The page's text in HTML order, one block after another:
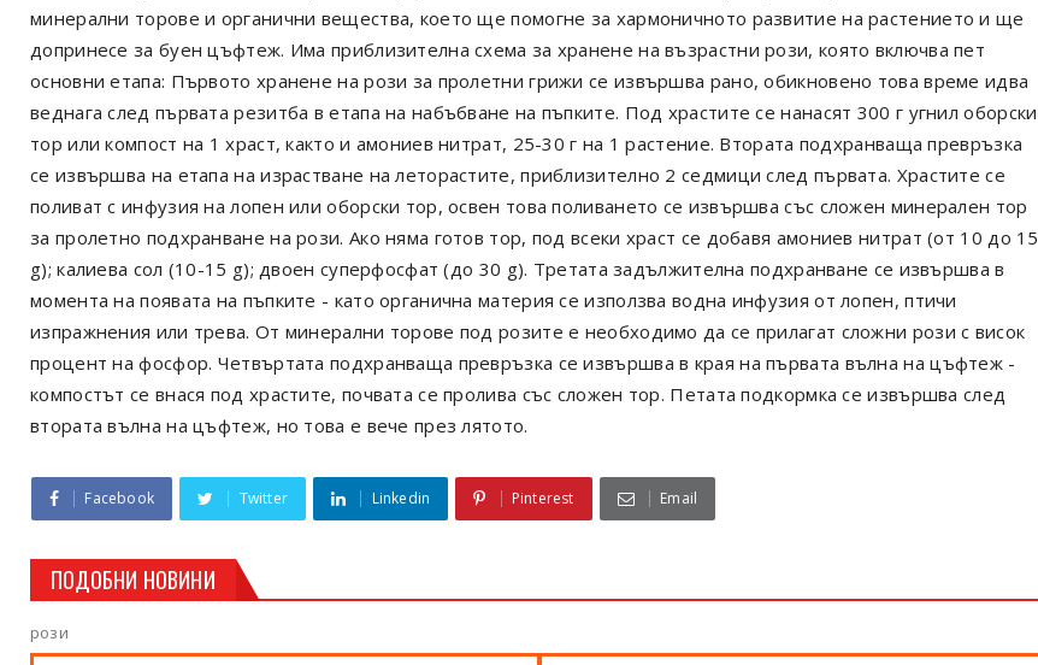
минерални торове и органични вещества, което ще помогне за хармоничното развитие на растението и ще
допринесе за буен цъфтеж. Има приблизителна схема за хранене на възрастни рози, която включва пет
основни етапа: Първото хранене на рози за пролетни грижи се извършва рано, обикновено това време идва
веднага след първата резитба в етапа на набъбване на пъпките. Под храстите се нанасят 300 г угнил оборски
тор или компост на 1 храст, както и амониев нитрат, 25-30 г на 1 растение. Втората подхранваща превръзка
се извършва на етапа на израстване на леторастите, приблизително 2 седмици след първата. Храстите се
поливат с инфузия на лопен или оборски тор, освен това поливането се извършва със сложен минерален тор
за пролетно подхранване на рози. Ако няма готов тор, под всеки храст се добавя амониев нитрат (от 10 до 15
g); калиева сол (10-15 g); двоен суперфосфат (до 30 g). Третата задължителна подхранване се извършва в
момента на появата на пъпките - като органична материя се използва водна инфузия от лопен, птичи
изпражнения или трева. От минерални торове под розите е необходимо да се прилагат сложни рози с висок
процент на фосфор. Четвъртата подхранваща превръзка се извършва в края на първата вълна на цъфтеж -
компостът се внася под храстите, почвата се пролива със сложен тор. Петата подкормка се извършва след
втората вълна на цъфтеж, но това е вече през лятото.
Facebook Twitter Linkedin Pinterest Email
ПОДОБНИ НОВИНИ
рози